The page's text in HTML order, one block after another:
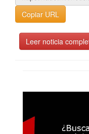
Copiar URL
Leer noticia